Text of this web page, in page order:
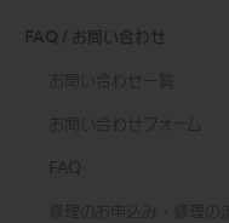
FAQ / お問い合わせ
お問い合わせ一覧
お問い合わせフォーム
FAQ
修理のお申込み・修理の